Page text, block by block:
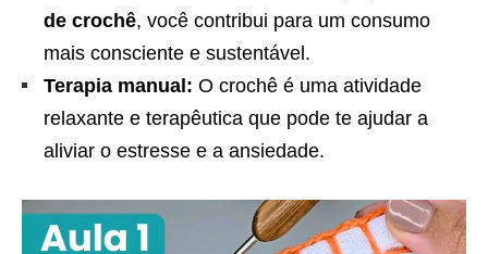
de crochê, você contribui para um consumo
mais consciente e sustentável.
Terapia manual: O crochê é uma atividade
relaxante e terapêutica que pode te ajudar a
aliviar o estresse e a ansiedade.